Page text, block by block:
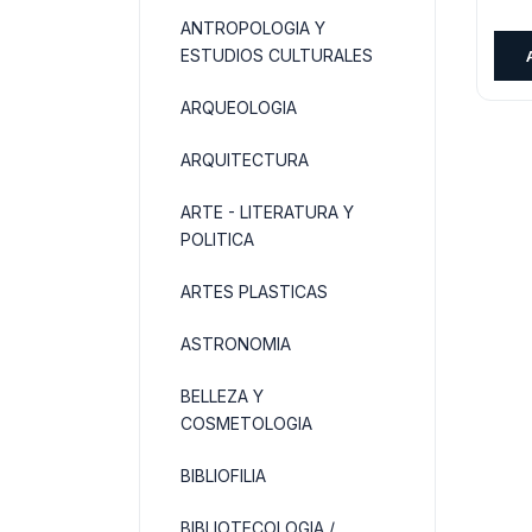
ANTROPOLOGIA Y
ESTUDIOS CULTURALES
ARQUEOLOGIA
ARQUITECTURA
ARTE - LITERATURA Y
POLITICA
ARTES PLASTICAS
ASTRONOMIA
BELLEZA Y
COSMETOLOGIA
BIBLIOFILIA
BIBLIOTECOLOGIA /